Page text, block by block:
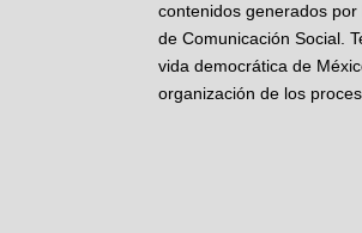
contenidos generados
de Comunicación Social.
vida democrática de
organización de los